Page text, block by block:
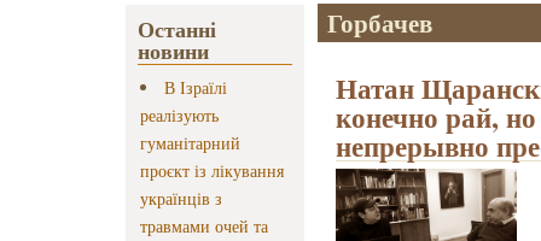
Останні
новини
В Ізраїлі
реалізують
гуманітарний
проєкт із лікування
українців з
травмами очей та
Горбачев
Натан
конечно рай,
непрерывно